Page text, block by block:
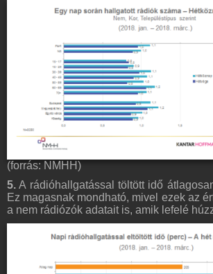
(forrás: NMHH)
5. A rádióhallgatással töltött idő
Ez magasnak mondható, mivel ezek az
a nem rádiózók adatait is, amik lefelé